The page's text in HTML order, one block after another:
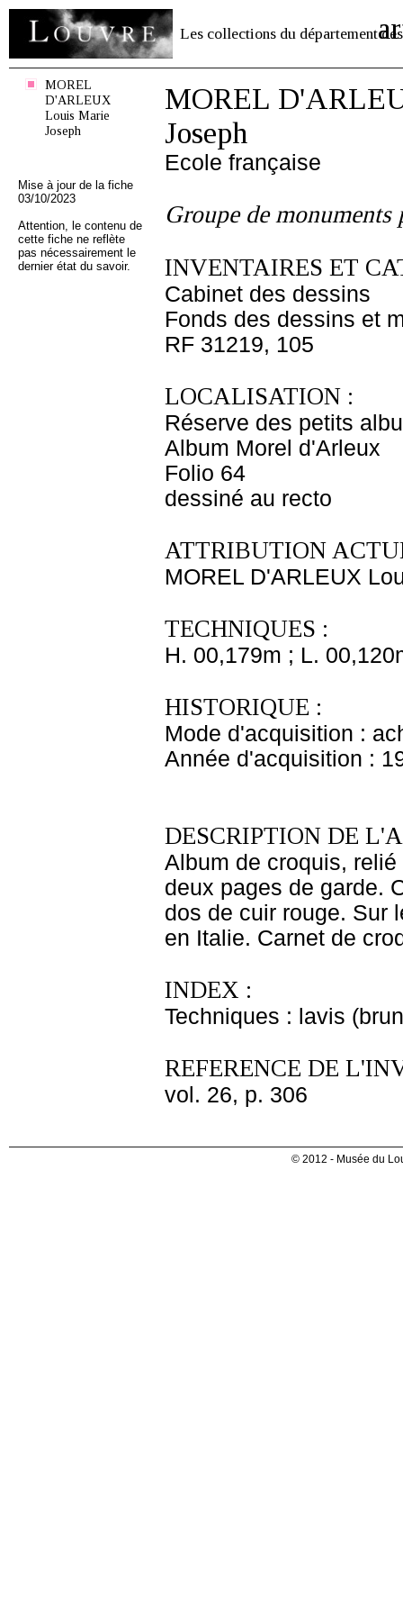
Les collections du département des
MOREL
D'ARLEUX
Louis Marie
Joseph
Mise à jour de la fiche
03/10/2023
Attention, le contenu de
cette fiche ne reflète
pas nécessairement le
dernier état du savoir.
MOREL
Joseph
Ecole française
Groupe de monuments
INVENTAIRES ET
Cabinet des dessins
Fonds des dessins et
RF 31219, 105
LOCALISATION :
Réserve des petits
Album Morel d'Arleux
Folio 64
dessiné au recto
ATTRIBUTION
MOREL D'ARLEUX
TECHNIQUES :
H. 00,179m ; L.
HISTORIQUE :
Mode d'acquisition :
Année d'acquisition :
DESCRIPTION DE
Album de croquis,
deux pages de garde.
dos de cuir rouge. Sur
en Italie. Carnet de
INDEX :
Techniques : lavis
REFERENCE DE
vol. 26, p. 306
© 2012 - Musée du